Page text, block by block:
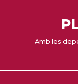
Amb les